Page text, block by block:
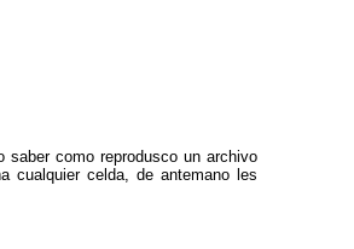
como reprodusco un archivo
cualquier celda, de antemano les